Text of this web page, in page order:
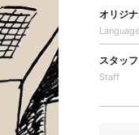
オリジ
Language
スタッフ
Staff